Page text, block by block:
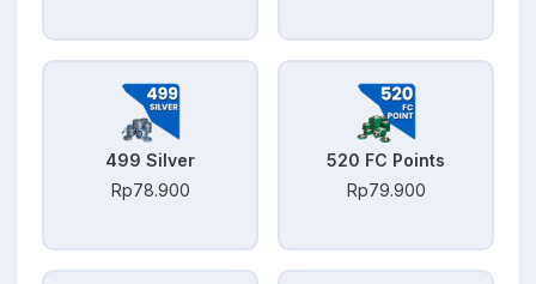
499 Silver
Rp78.900
520 FC Points
Rp79.900